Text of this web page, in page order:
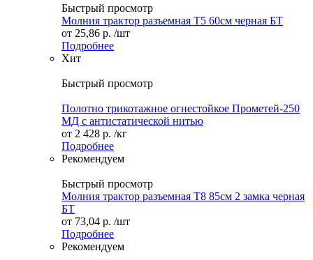
Быстрый просмотр
Молния трактор разъемная Т5 60см черная БТ
от 25,86 р. /шт
Подробнее
Хит
Быстрый просмотр
Полотно трикотажное огнестойкое Прометей-250
МД с антистатической нитью
от 2 428 р. /кг
Подробнее
Рекомендуем
Быстрый просмотр
Молния трактор разъемная Т8 85см 2 замка черная
БТ
от 73,04 р. /шт
Подробнее
Рекомендуем